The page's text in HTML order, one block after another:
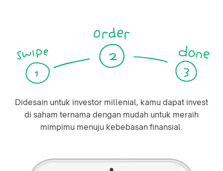
Didesain untuk investor millenial, kamu dapat invest
di saham ternama dengan mudah untuk meraih
mimpimu menuju kebebasan finansial.